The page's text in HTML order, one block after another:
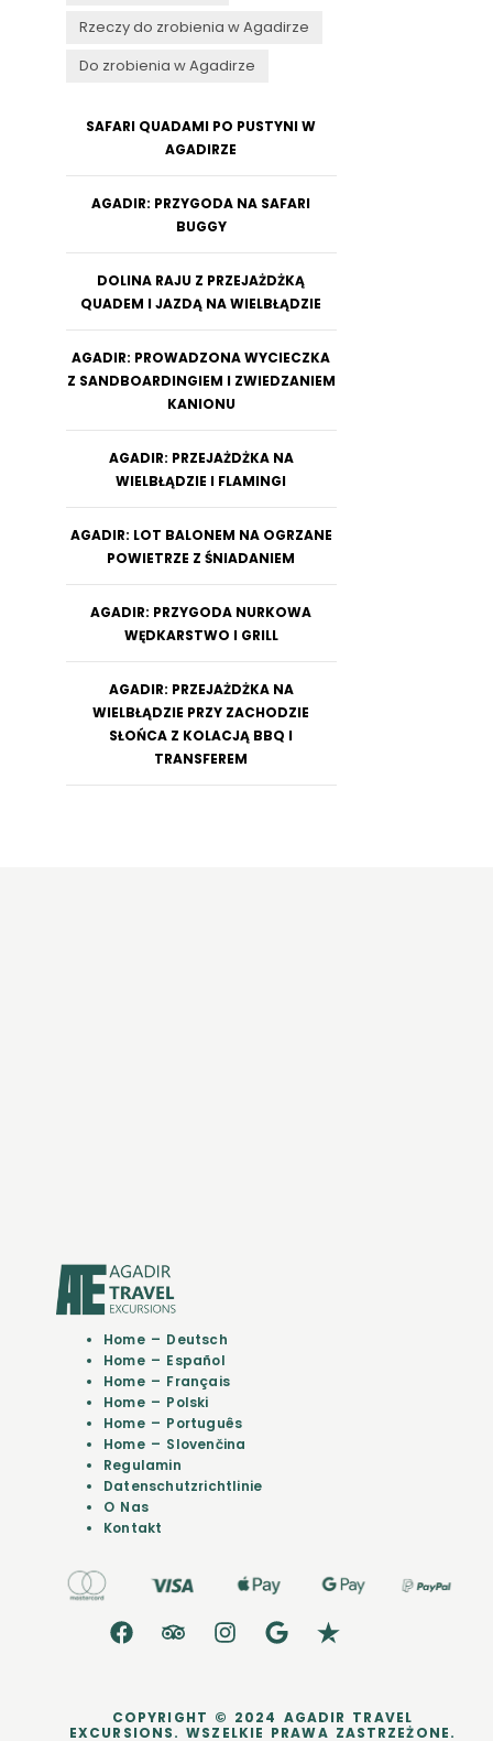
Rzeczy do zrobienia w Agadirze
Do zrobienia w Agadirze
SAFARI QUADAMI PO PUSTYNI W
AGADIRZE
AGADIR: PRZYGODA NA SAFARI
BUGGY
DOLINA RAJU Z PRZEJAŻDŻKĄ
QUADEM I JAZDĄ NA WIELBŁĄDZIE
AGADIR: PROWADZONA WYCIECZKA
Z SANDBOARDINGIEM I ZWIEDZANIEM
KANIONU
AGADIR: PRZEJAŻDŻKA NA
WIELBŁĄDZIE I FLAMINGI
AGADIR: LOT BALONEM NA OGRZANE
POWIETRZE Z ŚNIADANIEM
AGADIR: PRZYGODA NURKOWA
WĘDKARSTWO I GRILL
AGADIR: PRZEJAŻDŻKA NA
WIELBŁĄDZIE PRZY ZACHODZIE
SŁOŃCA Z KOLACJĄ BBQ I
TRANSFEREM
Home – Deutsch
Home – Español
Home – Français
Home – Polski
Home – Português
Home – Slovenčina
Regulamin
Datenschutzrichtlinie
O Nas
Kontakt
COPYRIGHT © 2024 AGADIR TRAVEL
EXCURSIONS. WSZELKIE PRAWA ZASTRZEŻONE.